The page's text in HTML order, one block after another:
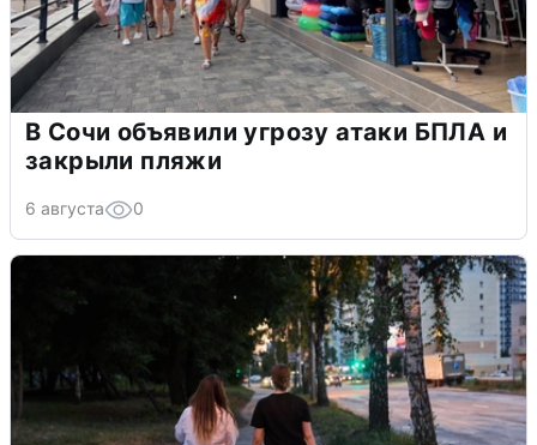
В Сочи объявили угрозу атаки БПЛА и
закрыли пляжи
6 августа 0